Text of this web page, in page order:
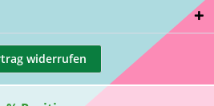
widerrufen